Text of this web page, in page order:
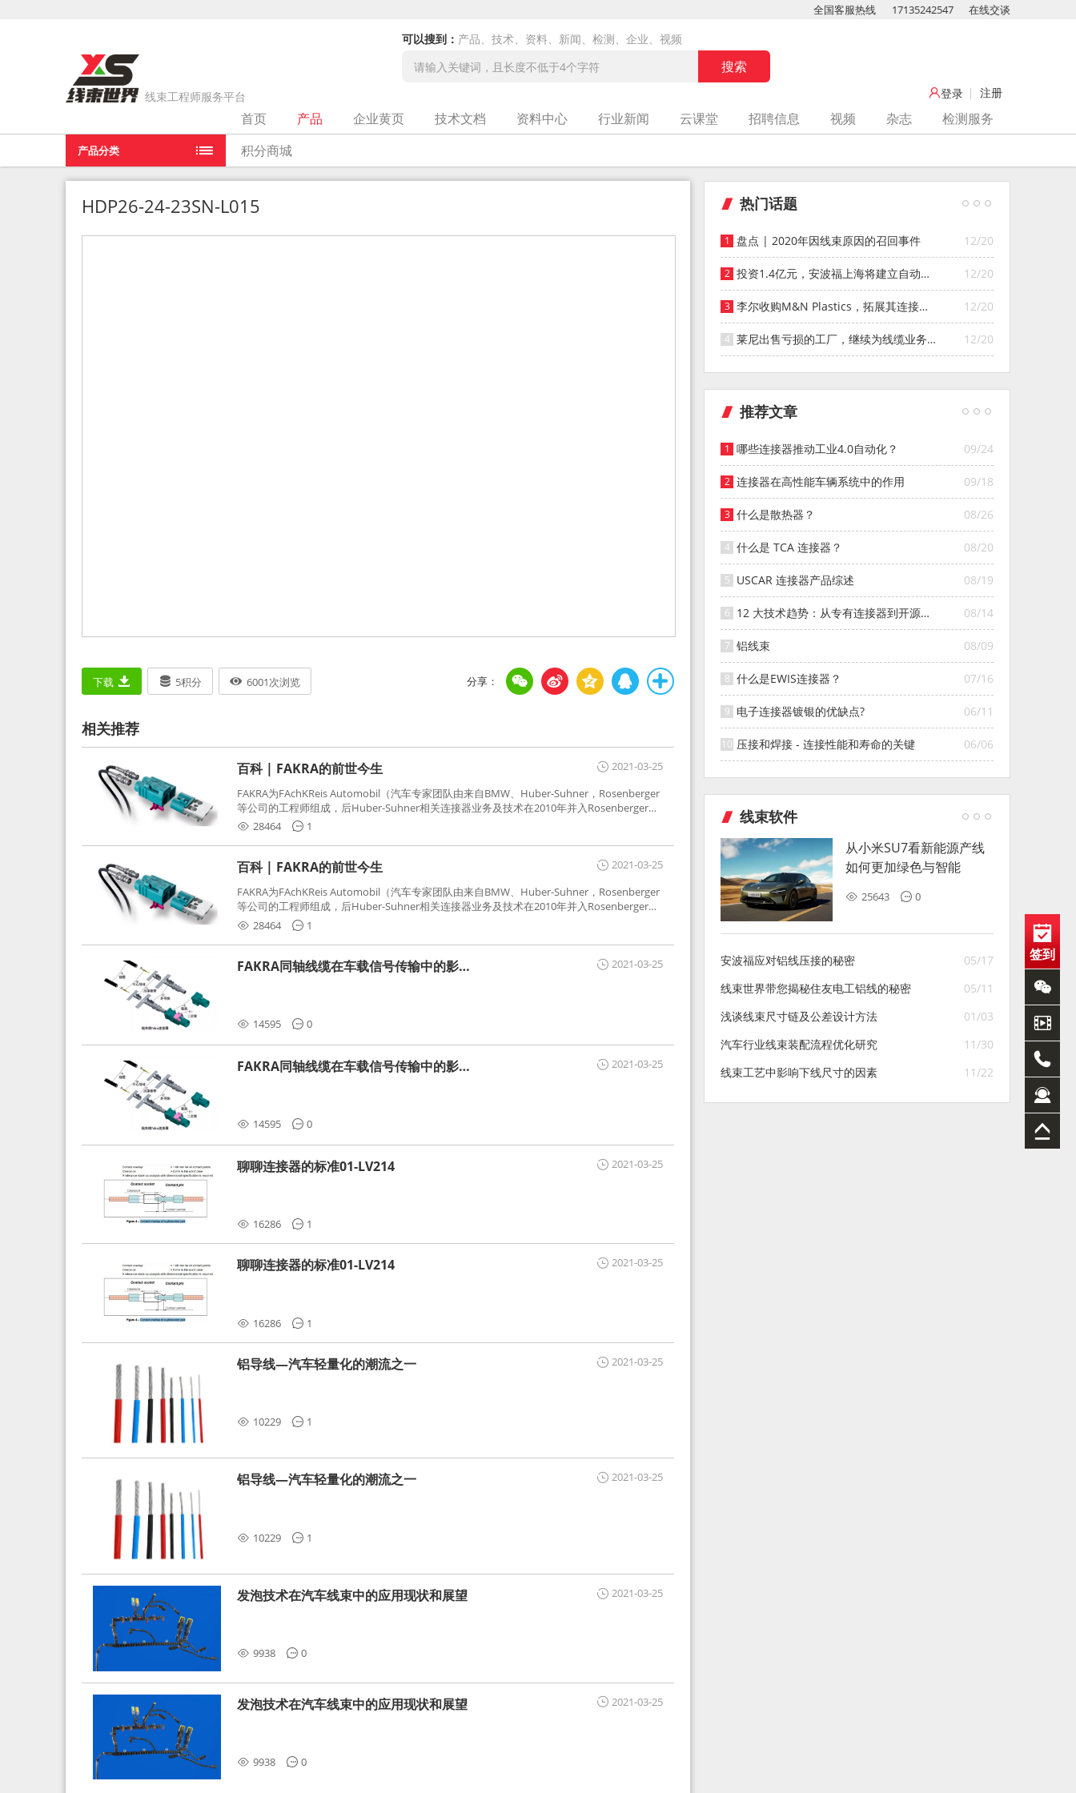
线束工程师服务平台
可以搜到： 产品、技术、资料、新闻、检测、企业、视频
全国客服热线 17135242547 在线交谈
登录 注册
产品分类
首页 产品 企业黄页 技术文档 资料中心 行业新闻 云课堂 招聘信息 视频 杂志
检测服务
积分商城
当前位置： HDP26-24-23SN-L015
HDP26-24-23SN-L015
下载 5积分 6001次浏览
相关推荐
2021-03-25
百科 | FAKRA的前世今生
FAKRA为FAchKReis Automobil（汽车专家团队由来自BMW、Huber-Suhner，Rosenberger
等公司的工程师组成，后Huber-Suhner相关连接器业务及技术在2010年并入Rosenberger）
缩写。起初为BMW需求用于车载收音机天线连接，如今FAKRA已成为汽车行业通用标准的射
频连接器，被业内广泛应用。
28464 1
2021-03-25
百科 | FAKRA的前世今生
FAKRA为FAchKReis Automobil（汽车专家团队由来自BMW、Huber-Suhner，Rosenberger
等公司的工程师组成，后Huber-Suhner相关连接器业务及技术在2010年并入Rosenberger）
缩写。起初为BMW需求用于车载收音机天线连接，如今FAKRA已成为汽车行业通用标准的射
频连接器，被业内广泛应用。
28464 1
2021-03-25
FAKRA同轴线缆在车载信号传输中的影响
14595 0
2021-03-25
FAKRA同轴线缆在车载信号传输中的影响
14595 0
2021-03-25
聊聊连接器的标准01-LV214
16286 1
2021-03-25
聊聊连接器的标准01-LV214
16286 1
2021-03-25
铝导线—汽车轻量化的潮流之一
10229 1
2021-03-25
铝导线—汽车轻量化的潮流之一
10229 1
2021-03-25
发泡技术在汽车线束中的应用现状和展望
9938 0
2021-03-25
发泡技术在汽车线束中的应用现状和展望
9938 0
热门话题
12/20
盘点 | 2020年因线束原因的召回事件
12/20
投资1.4亿元，安波福上海将建立自动化
智能仓库
12/20
李尔收购M&N Plastics，拓展其连接器
系统业务
12/20
莱尼出售亏损的工厂，继续为线缆业务
寻找投资者
推荐文章
09/24
哪些连接器推动工业4.0自动化？
09/18
连接器在高性能车辆系统中的作用
08/26
什么是散热器？
08/20
什么是 TCA 连接器？
08/19
USCAR 连接器产品综述
08/14
12 大技术趋势：从专有连接器到开源连
接器的演变
08/09
铝线束
07/16
什么是EWIS连接器？
06/11
电子连接器镀银的优缺点?
06/06
压接和焊接 - 连接性能和寿命的关键
线束软件
从小米SU7看新能源产线
如何更加绿色与智能
25643 0
05/17
安波福应对铝线压接的秘密
05/11
线束世界带您揭秘住友电工铝线的秘密
01/03
浅谈线束尺寸链及公差设计方法
11/30
汽车行业线束装配流程优化研究
11/22
线束工艺中影响下线尺寸的因素
签到